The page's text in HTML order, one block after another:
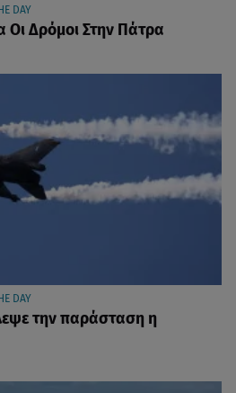
DAY
Οι Δρόμοι Στην Πάτρα
DAY
την παράσταση η